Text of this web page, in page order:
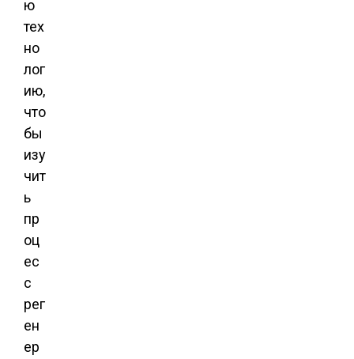
ю
тех
но
лог
ию,
что
бы
изу
чит
ь
пр
оц
ес
с
рег
ен
ер